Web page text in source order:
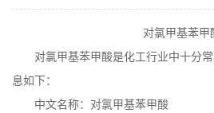
对氯甲基苯
对氯甲基苯甲酸是化工行业中十分
息如下：
中文名称：对氯甲基苯甲酸